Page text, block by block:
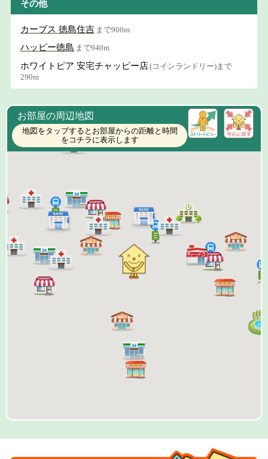
その他
カーブス 徳島住吉 まで900m
ハッピー徳島 まで940m
ホワイトピア 安宅チャッピー店(コインランドリー)まで
290m
お部屋の周辺地図
地図をタップするとお部屋からの距離と時間
をコチラに表示します